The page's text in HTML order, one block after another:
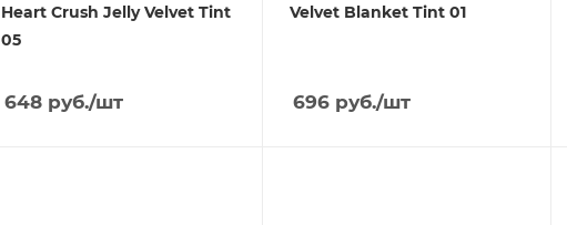
Heart Crush Jelly Velvet Tint
05
648 руб./шт
Velvet Blanket Tint 01
696руб./шт